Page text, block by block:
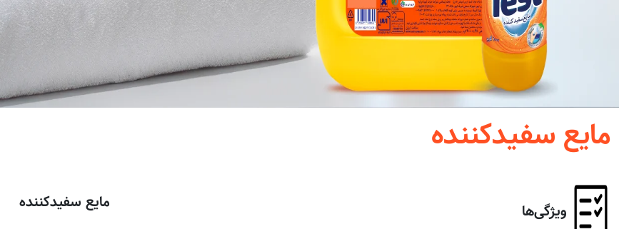
مایع سفیدکننده
ویژگی‌ها مایع سفیدکننده